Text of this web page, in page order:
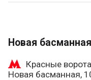
Новая басманная
Красные ворота
Новая басманная,